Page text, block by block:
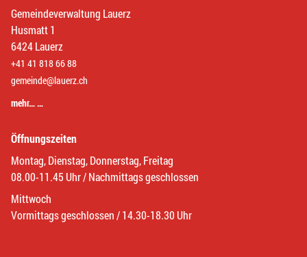
Gemeindeverwaltung Lauerz
Husmatt 1
6424 Lauerz
+41 41 818 66 88
gemeinde@lauerz.ch
mehr… …
Öffnungszeiten
Montag, Dienstag, Donnerstag, Freitag
08.00-11.45 Uhr / Nachmittags geschlossen
Mittwoch
Vormittags geschlossen / 14.30-18.30 Uhr